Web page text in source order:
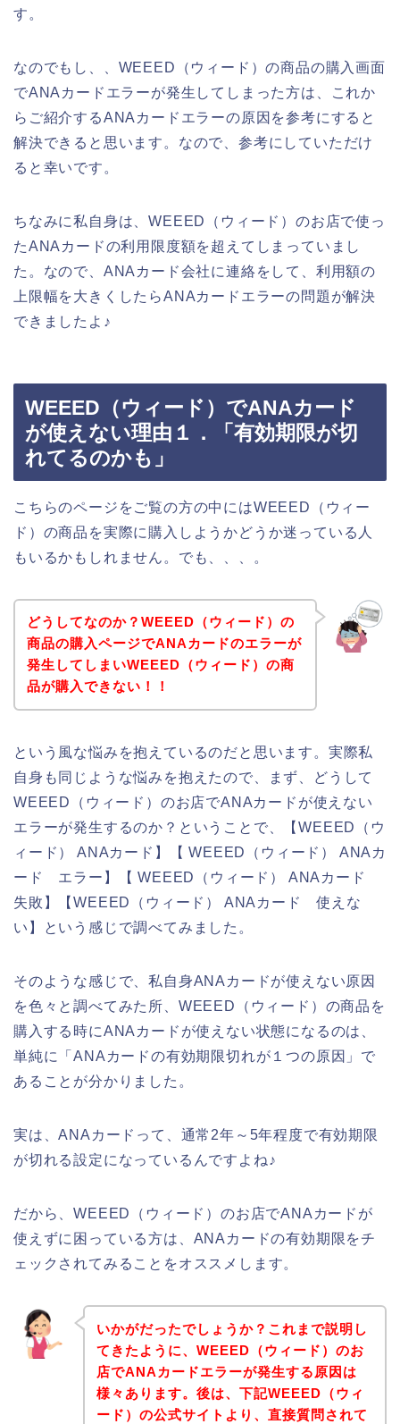
す。
なのでもし、、WEEED（ウィード）の商品の購入画面
でANAカードエラーが発生してしまった方は、これか
らご紹介するANAカードエラーの原因を参考にすると
解決できると思います。なので、参考にしていただけ
ると幸いです。
ちなみに私自身は、WEEED（ウィード）のお店で使っ
たANAカードの利用限度額を超えてしまっていまし
た。なので、ANAカード会社に連絡をして、利用額の
上限幅を大きくしたらANAカードエラーの問題が解決
できましたよ♪
WEEED（ウィード）でANAカード
が使えない理由１．「有効期限が切
れてるのかも」
こちらのページをご覧の方の中にはWEEED（ウィー
ド）の商品を実際に購入しようかどうか迷っている人
もいるかもしれません。でも、、、。
どうしてなのか？WEEED（ウィード）の
商品の購入ページでANAカードのエラーが
発生してしまいWEEED（ウィード）の商
品が購入できない！！
という風な悩みを抱えているのだと思います。実際私
自身も同じような悩みを抱えたので、まず、どうして
WEEED（ウィード）のお店でANAカードが使えない
エラーが発生するのか？ということで、【WEEED（ウ
ィード） ANAカード】【 WEEED（ウィード） ANAカ
ード エラー】【 WEEED（ウィード） ANAカード
失敗】【WEEED（ウィード） ANAカード 使えな
い】という感じで調べてみました。
そのような感じで、私自身ANAカードが使えない原因
を色々と調べてみた所、WEEED（ウィード）の商品を
購入する時にANAカードが使えない状態になるのは、
単純に「ANAカードの有効期限切れが１つの原因」で
あることが分かりました。
実は、ANAカードって、通常2年～5年程度で有効期限
が切れる設定になっているんですよね♪
だから、WEEED（ウィード）のお店でANAカードが
使えずに困っている方は、ANAカードの有効期限をチ
ェックされてみることをオススメします。
いかがだったでしょうか？これまで説明し
てきたように、WEEED（ウィード）のお
店でANAカードエラーが発生する原因は
様々あります。後は、下記WEEED（ウィ
ード）の公式サイトより、直接質問されて